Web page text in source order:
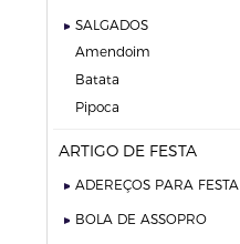
SALGADOS
amendoim
batata
pipoca
ARTIGO DE FESTA
ADEREÇOS PARA FESTA
BOLA DE ASSOPRO